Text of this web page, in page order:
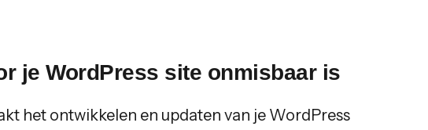
je WordPress site onmisbaar is
het ontwikkelen en updaten van je WordPress